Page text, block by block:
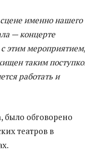
именно нашего
— концерте
этим мероприятием,
таким
работать и
было обговорено
театров в